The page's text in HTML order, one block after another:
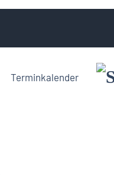
Terminkalender